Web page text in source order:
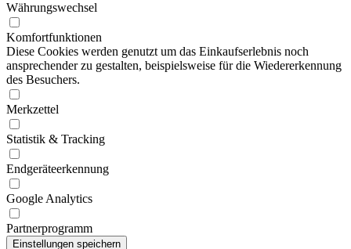
Währungswechsel
Komfortfunktionen
Diese Cookies werden genutzt um das Einkaufserlebnis noch
ansprechender zu gestalten, beispielsweise für die Wiedererkennung
des Besuchers.
Merkzettel
Statistik & Tracking
Endgeräteerkennung
Google Analytics
Partnerprogramm